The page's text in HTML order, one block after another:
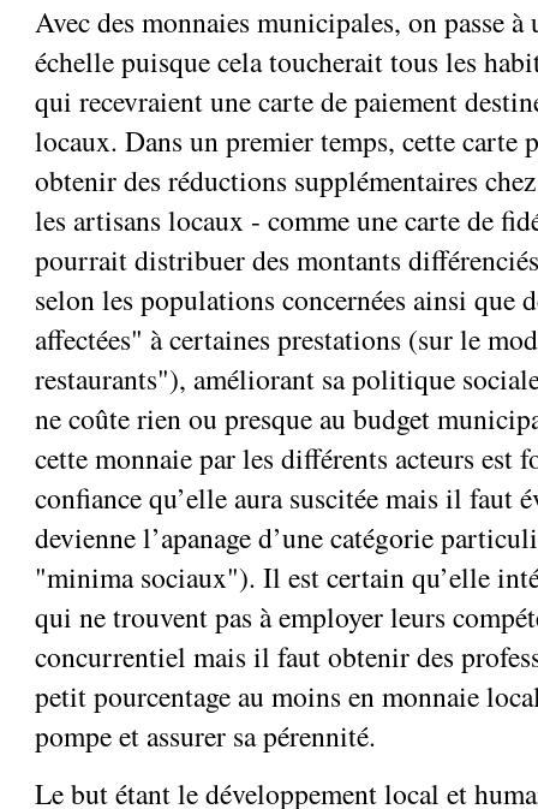
Avec des monnaies municipales, on passe à
échelle puisque cela toucherait tous les
qui recevraient une carte de paiement
locaux. Dans un premier temps, cette carte
obtenir des réductions supplémentaires
les artisans locaux - comme une carte de
pourrait distribuer des montants
selon les populations concernées ainsi que
affectées" à certaines prestations (sur le
restaurants"), améliorant sa politique
ne coûte rien ou presque au budget
cette monnaie par les différents acteurs est
confiance qu’elle aura suscitée mais il faut
devienne l’apanage d’une catégorie
"minima sociaux"). Il est certain qu’elle
qui ne trouvent pas à employer leurs
concurrentiel mais il faut obtenir des
petit pourcentage au moins en monnaie
pompe et assurer sa pérennité.
Le but étant le développement local et